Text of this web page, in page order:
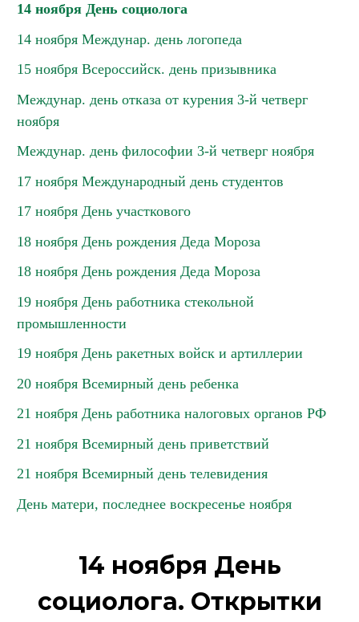
14 ноября День социолога
14 ноября Междунар. день логопеда
15 ноября Всероссийск. день призывника
Междунар. день отказа от курения 3-й четверг
ноября
Междунар. день философии 3-й четверг ноября
17 ноября Международный день студентов
17 ноября День участкового
18 ноября День рождения Деда Мороза
18 ноября День рождения Деда Мороза
19 ноября День работника стекольной
промышленности
19 ноября День ракетных войск и артиллерии
20 ноября Всемирный день ребенка
21 ноября День работника налоговых органов РФ
21 ноября Всемирный день приветствий
21 ноября Всемирный день телевидения
День матери, последнее воскресенье ноября
14 ноября День
социолога. Открытки